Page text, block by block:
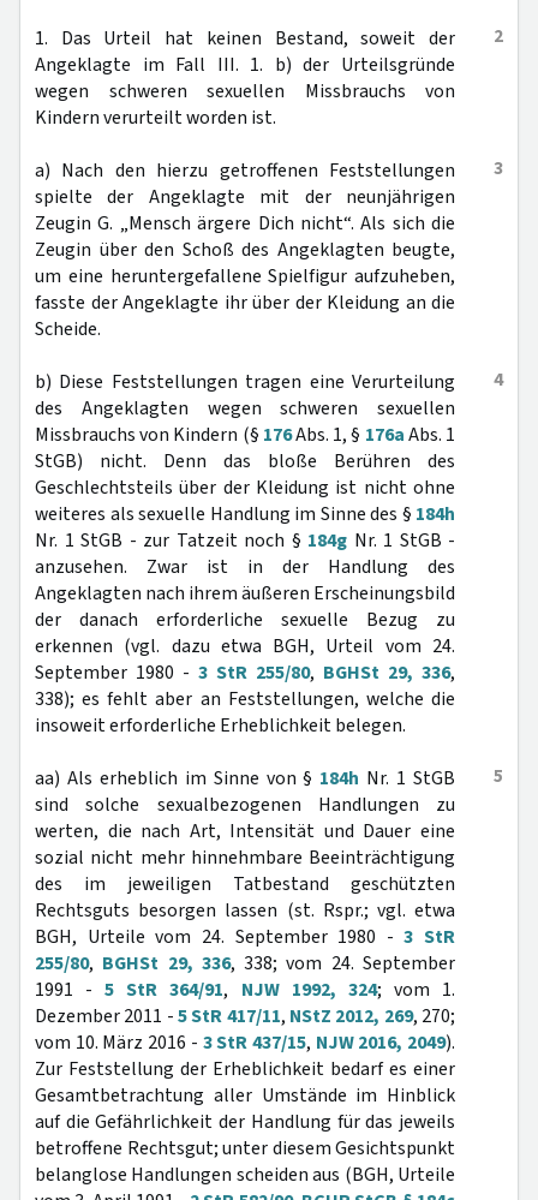
2
1. Das Urteil hat keinen Bestand, soweit der
Angeklagte im Fall III. 1. b) der Urteilsgründe
wegen schweren sexuellen Missbrauchs von
Kindern verurteilt worden ist.
3
a) Nach den hierzu getroffenen Feststellungen
spielte der Angeklagte mit der neunjährigen
Zeugin G. „Mensch ärgere Dich nicht“. Als sich die
Zeugin über den Schoß des Angeklagten beugte,
um eine heruntergefallene Spielfigur aufzuheben,
fasste der Angeklagte ihr über der Kleidung an die
Scheide.
4
b) Diese Feststellungen tragen eine Verurteilung
des Angeklagten wegen schweren sexuellen
Missbrauchs von Kindern (§ 176Abs. 1, § 176aAbs. 1
StGB) nicht. Denn das bloße Berühren des
Geschlechtsteils über der Kleidung ist nicht ohne
weiteres als sexuelle Handlung im Sinne des § 184h
Nr. 1 StGB - zur Tatzeit noch § 184g Nr. 1 StGB -
anzusehen. Zwar ist in der Handlung des
Angeklagten nach ihrem äußeren Erscheinungsbild
der danach erforderliche sexuelle Bezug zu
erkennen (vgl. dazu etwa BGH, Urteil vom 24.
September 1980 - 3 StR 255/80, BGHSt 29, 336,
338); es fehlt aber an Feststellungen, welche die
insoweit erforderliche Erheblichkeit belegen.
5
aa) Als erheblich im Sinne von § 184h Nr. 1 StGB
sind solche sexualbezogenen Handlungen zu
werten, die nach Art, Intensität und Dauer eine
sozial nicht mehr hinnehmbare Beeinträchtigung
des im jeweiligen Tatbestand geschützten
Rechtsguts besorgen lassen (st. Rspr.; vgl. etwa
BGH, Urteile vom 24. September 1980 -3 StR
255/80, BGHSt 29, 336, 338; vom 24. September
1991 -5 StR 364/91, NJW 1992, 324; vom 1.
Dezember 2011 -5 StR 417/11, NStZ 2012, 269, 270;
vom 10. März 2016 - 3 StR 437/15, NJW 2016, 2049).
Zur Feststellung der Erheblichkeit bedarf es einer
Gesamtbetrachtung aller Umstände im Hinblick
auf die Gefährlichkeit der Handlung für das jeweils
betroffene Rechtsgut; unter diesem Gesichtspunkt
belanglose Handlungen scheiden aus (BGH, Urteile